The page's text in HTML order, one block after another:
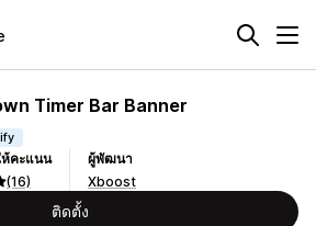
Timer Bar Banner
ห้คะแนน
(16)
ผู้พัฒนา
Xboost
ติดตั้ง